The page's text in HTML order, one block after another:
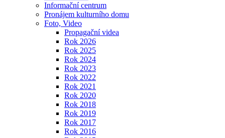
Informační centrum
Pronájem kulturního domu
Foto, Video
Propagační videa
Rok 2026
Rok 2025
Rok 2024
Rok 2023
Rok 2022
Rok 2021
Rok 2020
Rok 2018
Rok 2019
Rok 2017
Rok 2016